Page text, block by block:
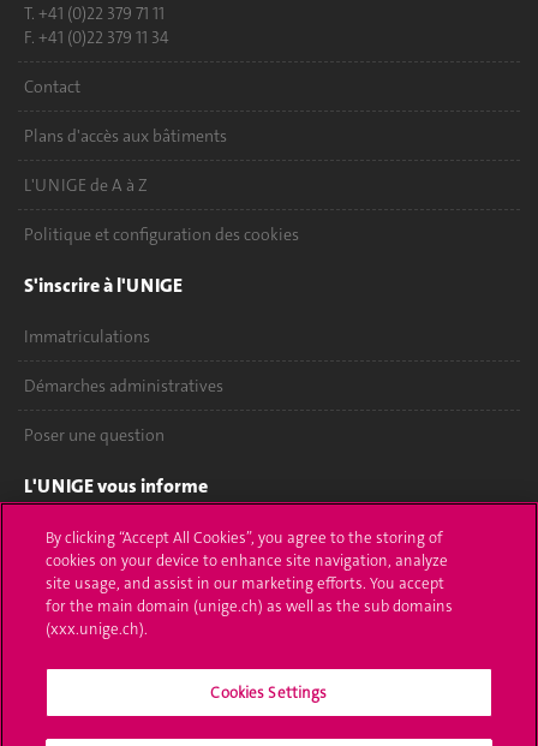
T. +41 (0)22 379 71 11
F. +41 (0)22 379 11 34
Contact
Plans d'accès aux bâtiments
L'UNIGE de A à Z
Politique et configuration des cookies
S'inscrire à l'UNIGE
Immatriculations
Démarches administratives
Poser une question
L'UNIGE vous informe
UNIGE Mobile
Médias
Offres d'emploi
Calendrier académique
By clicking “Accept All Cookies”, you agree to the storing of
cookies on your device to enhance site navigation, analyze
site usage, and assist in our marketing efforts. You accept
for the main domain (unige.ch) as well as the sub domains
(xxx.unige.ch).
Cookies Settings